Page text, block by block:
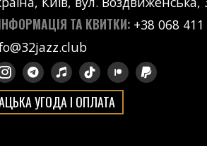
ТА КВИТКИ: +38 068
УГОДА І ОПЛАТА